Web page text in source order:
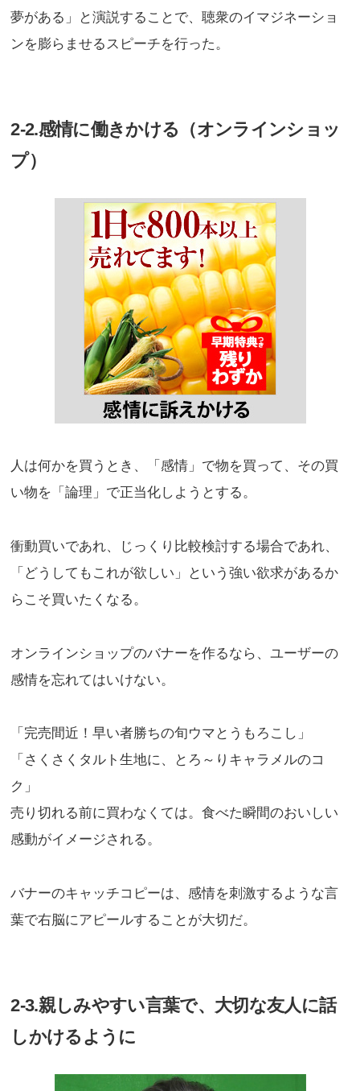
夢がある」と演説することで、聴衆のイマジネーショ
ンを膨らませるスピーチを行った。
2-2.感情に働きかける（オンラインショッ
プ）
人は何かを買うとき、「感情」で物を買って、その買
い物を「論理」で正当化しようとする。
衝動買いであれ、じっくり比較検討する場合であれ、
「どうしてもこれが欲しい」という強い欲求があるか
らこそ買いたくなる。
オンラインショップのバナーを作るなら、ユーザーの
感情を忘れてはいけない。
「完売間近！早い者勝ちの旬ウマとうもろこし」
「さくさくタルト生地に、とろ～りキャラメルのコ
ク」
売り切れる前に買わなくては。食べた瞬間のおいしい
感動がイメージされる。
バナーのキャッチコピーは、感情を刺激するような言
葉で右脳にアピールすることが大切だ。
2-3.親しみやすい言葉で、大切な友人に話
しかけるように